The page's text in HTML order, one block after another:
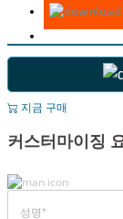
지금 구매
커스터마이징